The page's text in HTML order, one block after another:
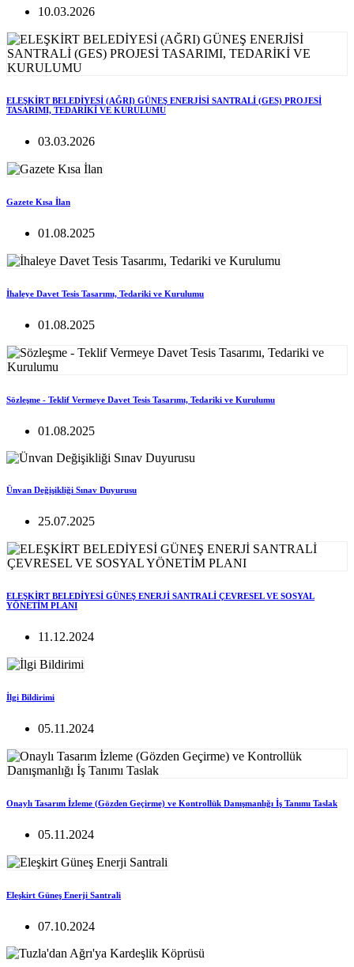
10.03.2026
ELEŞKİRT BELEDİYESİ (AĞRI) GÜNEŞ ENERJİSİ SANTRALİ (GES) PROJESİ
TASARIMI, TEDARİKİ VE KURULUMU
03.03.2026
Gazete Kısa İlan
01.08.2025
İhaleye Davet Tesis Tasarımı, Tedariki ve Kurulumu
01.08.2025
Sözleşme - Teklif Vermeye Davet Tesis Tasarımı, Tedariki ve Kurulumu
01.08.2025
Ünvan Değişikliği Sınav Duyurusu
25.07.2025
ELEŞKİRT BELEDİYESİ GÜNEŞ ENERJİ SANTRALİ ÇEVRESEL VE SOSYAL
YÖNETİM PLANI
11.12.2024
İlgi Bildirimi
05.11.2024
Onaylı Tasarım İzleme (Gözden Geçirme) ve Kontrollük Danışmanlığı İş Tanımı Taslak
05.11.2024
Eleşkirt Güneş Enerji Santrali
07.10.2024